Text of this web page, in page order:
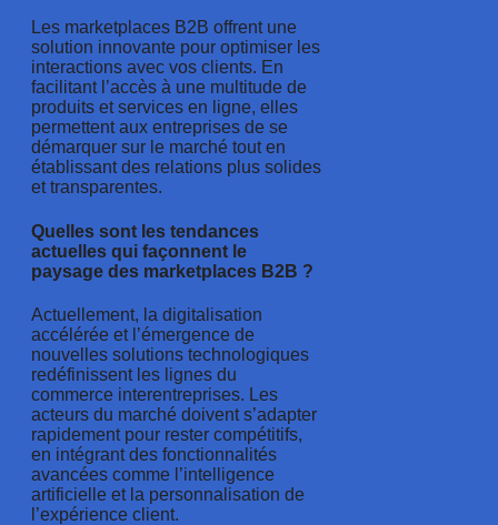
Les marketplaces B2B offrent une
solution innovante pour optimiser les
interactions avec vos clients. En
facilitant l’accès à une multitude de
produits et services en ligne, elles
permettent aux entreprises de se
démarquer sur le marché tout en
établissant des relations plus solides
et transparentes.
Quelles sont les tendances
actuelles qui façonnent le
paysage des marketplaces B2B ?
Actuellement, la digitalisation
accélérée et l’émergence de
nouvelles solutions technologiques
redéfinissent les lignes du
commerce interentreprises. Les
acteurs du marché doivent s’adapter
rapidement pour rester compétitifs,
en intégrant des fonctionnalités
avancées comme l’intelligence
artificielle et la personnalisation de
l’expérience client.